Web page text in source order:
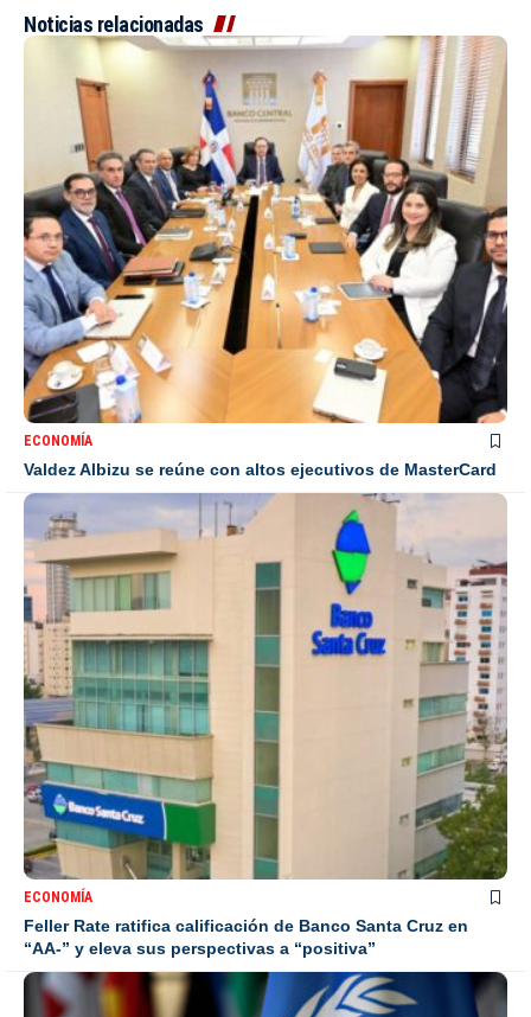
Noticias relacionadas
ECONOMÍA
Valdez Albizu se reúne con altos ejecutivos de MasterCard
ECONOMÍA
Feller Rate ratifica calificación de Banco Santa Cruz en
“AA-” y eleva sus perspectivas a “positiva”